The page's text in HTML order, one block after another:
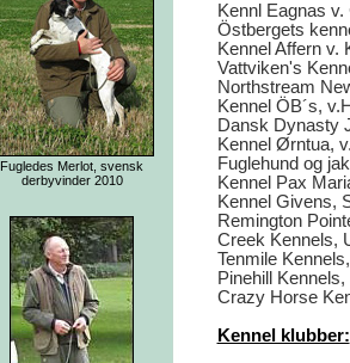
Fugledes Merlot, svensk
derbyvinder 2010
Kennl Eagnas
Östbergets
Kennel Affern v.
Vattviken's
Northstream
Kennel ÖB´s,
Dansk Dynasty
Kennel Ørntua,
Fuglehund og
Kennel Pax
Kennel Givens,
Remington
Creek Kennels,
Tenmile
Pinehill
Crazy Horse
Kennel klubber: